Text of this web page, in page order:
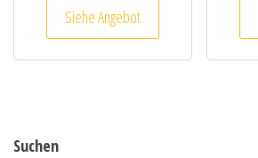
Siehe Angebot
Suchen